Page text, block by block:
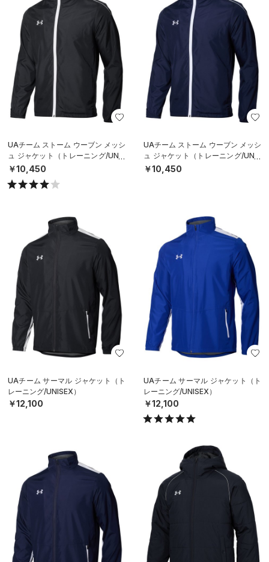
UAチーム ストーム ウーブン メッシ
ュ ジャケット（トレーニング/UNIS
EX）
￥10,450
UAチーム ストーム ウーブン メッシ
ュ ジャケット（トレーニング/UNIS
EX）
￥10,450
UAチーム サーマル ジャケット（ト
レーニング/UNISEX）
￥12,100
UAチーム サーマル ジャケット（ト
レーニング/UNISEX）
￥12,100